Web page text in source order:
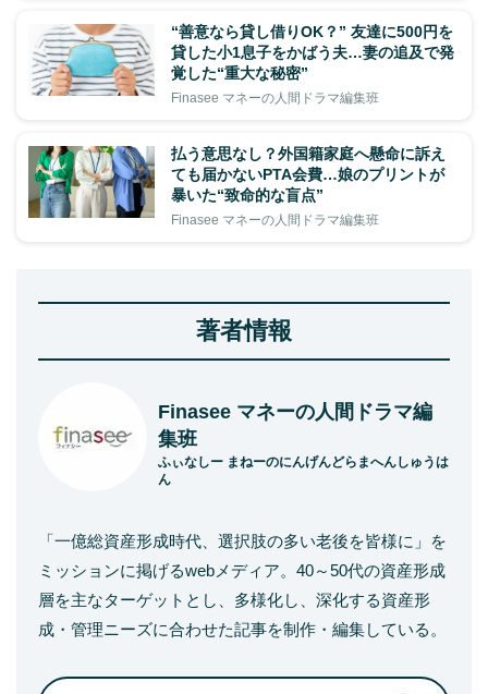
“善意なら貸し借りOK？” 友達に500円を
貸した小1息子をかばう夫…妻の追及で発
覚した“重大な秘密”
Finasee マネーの人間ドラマ編集班
払う意思なし？外国籍家庭へ懸命に訴え
ても届かないPTA会費…娘のプリントが
暴いた“致命的な盲点”
Finasee マネーの人間ドラマ編集班
著者情報
Finasee マネーの人間ドラマ編
集班
ふぃなしー まねーのにんげんどらまへんしゅうは
ん
「一億総資産形成時代、選択肢の多い老後を皆様に」を
ミッションに掲げるwebメディア。40～50代の資産形成
層を主なターゲットとし、多様化し、深化する資産形
成・管理ニーズに合わせた記事を制作・編集している。